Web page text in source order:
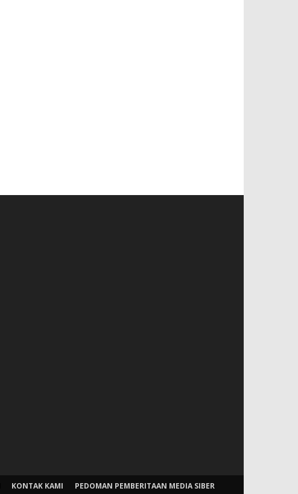
KONTAK KAMI PEDOMAN PEMBERITAAN MEDIA SIBER